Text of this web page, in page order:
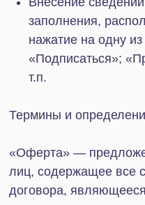
Соглашении условиях (договор
любым, кто отзовётся.
«Сайт» — Интернет-ресурс,
собой совокупность
информационной системе
графическое оформление
подключенных к сети Интернет,
специального программного
адресуhttps://it-solution.ru. В